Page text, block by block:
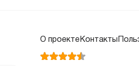
О проекте Контакты